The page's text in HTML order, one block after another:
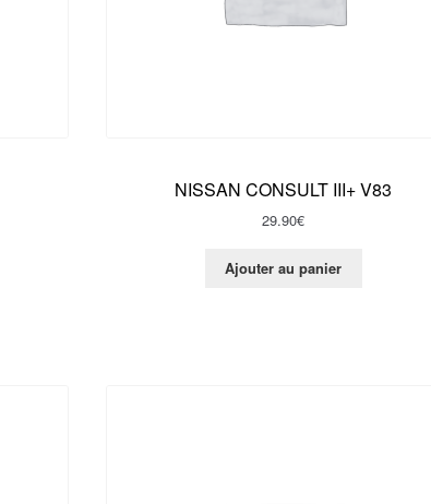
NISSAN CONSULT III+ V83
29.90€
Ajouter au panier